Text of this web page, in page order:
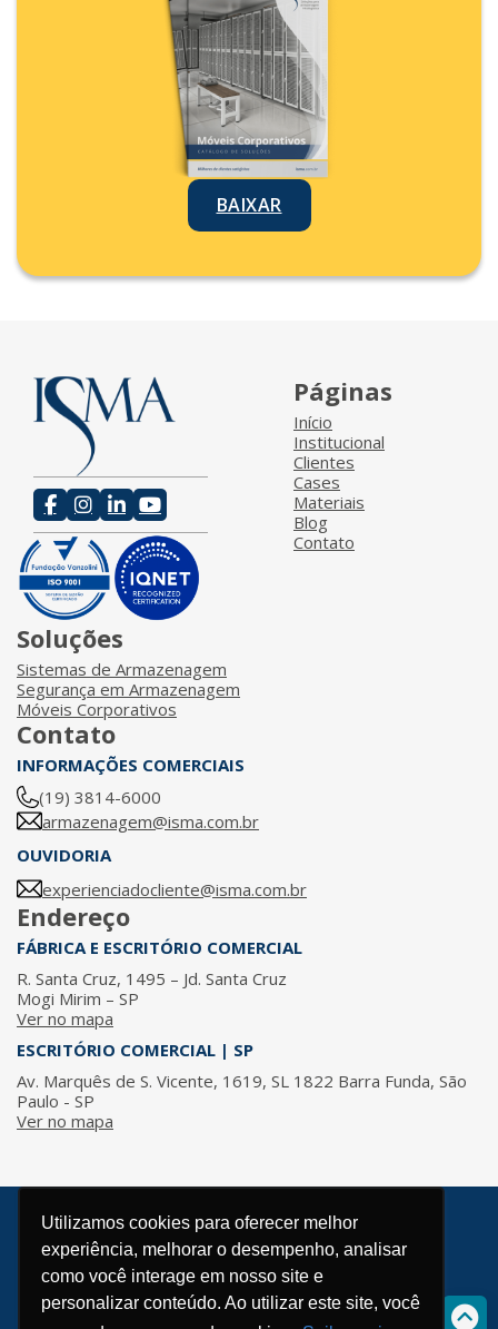
Utilizamos cookies para oferecer melhor
experiência, melhorar o desempenho, analisar
como você interage em nosso site e
personalizar conteúdo. Ao utilizar este site, você
BAIXAR
Páginas
Início
Institucional
Clientes
Cases
Materiais
Blog
Contato
Soluções
Sistemas de Armazenagem
Segurança em Armazenagem
Móveis Corporativos
Contato
INFORMAÇÕES COMERCIAIS
(19) 3814-6000
armazenagem@isma.com.br
OUVIDORIA
experienciadocliente@isma.com.br
Endereço
FÁBRICA E ESCRITÓRIO COMERCIAL
R. Santa Cruz, 1495 – Jd. Santa Cruz
Mogi Mirim – SP
Ver no mapa
ESCRITÓRIO COMERCIAL | SP
Av. Marquês de S. Vicente, 1619, SL 1822 Barra Funda, São
Paulo - SP
Ver no mapa
© 2026 / ISMA - Todos os direitos reservados.
Política de Privacidade
Desenvolvido por